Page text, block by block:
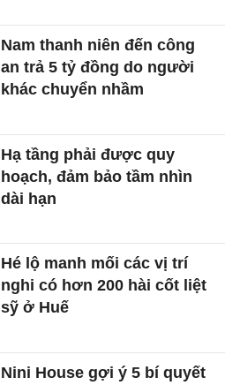
Nam thanh niên đến công
an trả 5 tỷ đồng do người
khác chuyển nhầm
Hạ tầng phải được quy
hoạch, đảm bảo tầm nhìn
dài hạn
Hé lộ manh mối các vị trí
nghi có hơn 200 hài cốt liệt
sỹ ở Huế
Nini House gợi ý 5 bí quyết